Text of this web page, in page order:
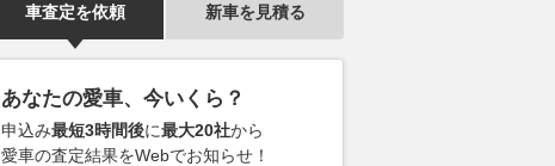
車査定を依頼 新車を見積る
あなたの愛車、今いくら？
申込み最短3時間後に最大20社から
愛車の査定結果をWebでお知らせ！